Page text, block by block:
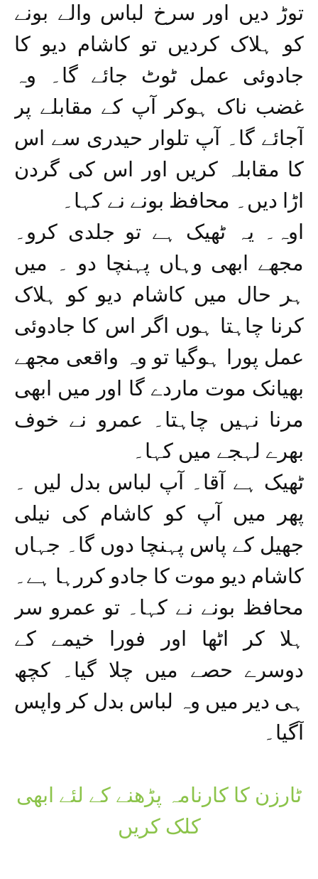
توڑ دیں اور سرخ لباس والے بونے
کو ہلاک کردیں تو کاشام دیو کا
جادوئی عمل ٹوٹ جائے گا۔ وہ
غضب ناک ہوکر آپ کے مقابلے پر
آجائے گا۔ آپ تلوار حیدری سے اس
کا مقابلہ کریں اور اس کی گردن
اڑا دیں۔ محافظ بونے نے کہا۔
اوہ۔ یہ ٹھیک ہے تو جلدی کرو۔
مجھے ابھی وہاں پہنچا دو ۔ میں
ہر حال میں کاشام دیو کو ہلاک
کرنا چاہتا ہوں اگر اس کا جادوئی
عمل پورا ہوگیا تو وہ واقعی مجھے
بھیانک موت ماردے گا اور میں ابھی
مرنا نہیں چاہتا۔ عمرو نے خوف
بھرے لہجے میں کہا۔
ٹھیک ہے آقا۔ آپ لباس بدل لیں ۔
پھر میں آپ کو کاشام کی نیلی
جھیل کے پاس پہنچا دوں گا۔ جہاں
کاشام دیو موت کا جادو کررہا ہے۔
محافظ بونے نے کہا۔ تو عمرو سر
ہلا کر اٹھا اور فورا خیمے کے
دوسرے حصے میں چلا گیا۔ کچھ
ہی دیر میں وہ لباس بدل کر واپس
آگیا۔
ٹارزن کا کارنامہ پڑھنے کے لئے ابھی
کلک کریں